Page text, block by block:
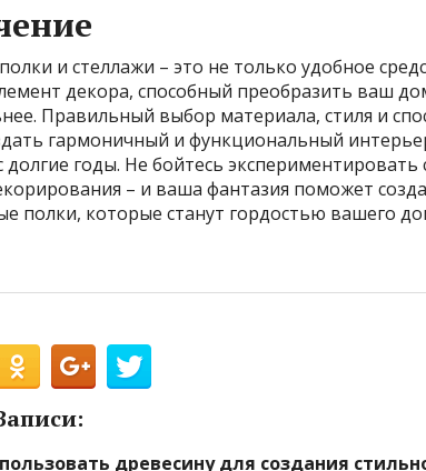
и стеллажи – это не только удобное
декора, способный преобразить ваш
Правильный выбор материала, стиля и
гармоничный и функциональный
долгие годы. Не бойтесь
– и ваша фантазия поможет
полки, которые станут гордостью вашего
древесину для создания